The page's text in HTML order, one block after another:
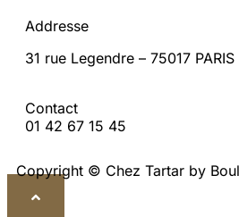
Addresse
31 rue Legendre – 75017 PARIS
Contact
01 42 67 15 45
Copyright © Chez Tartar by